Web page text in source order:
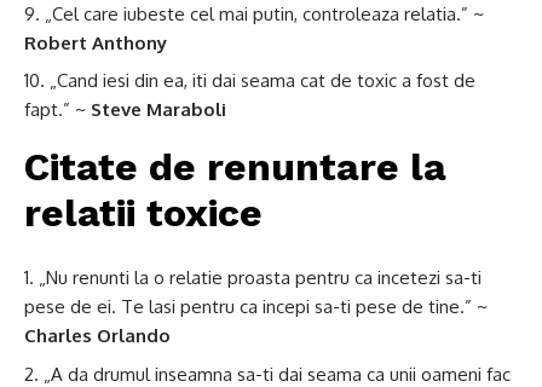
„Cel care iubeste cel mai putin, controleaza relatia.” ~
Robert Anthony
„Cand iesi din ea, iti dai seama cat de toxic a fost de
fapt.” ~ Steve Maraboli
Citate de renuntare la
relatii toxice
„Nu renunti la o relatie proasta pentru ca incetezi sa-ti
pese de ei. Te lasi pentru ca incepi sa-ti pese de tine.” ~
Charles Orlando
„A da drumul inseamna sa-ti dai seama ca unii oameni fac